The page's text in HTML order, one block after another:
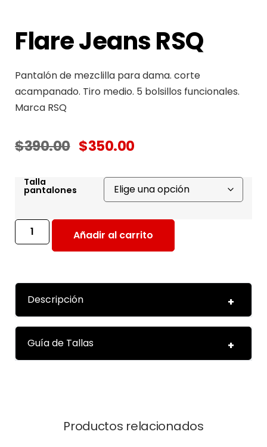
Flare Jeans RSQ
Pantalón de mezclilla para dama. corte
acampanado. Tiro medio. 5 bolsillos funcionales.
Marca RSQ
$390.00 $350.00
Talla
pantalones
Añadir al carrito
Descripción
Guía de Tallas
Productos relacionados